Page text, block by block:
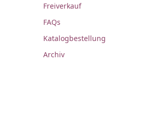
Freiverkauf
FAQs
Katalogbestellung
Archiv